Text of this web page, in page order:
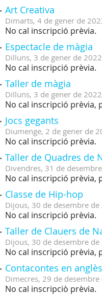
Art Creativa
Dimarts, 4 de gener de
No cal inscripció prèvia.
Espectacle de màgia
Dilluns, 3 de gener de 2022
No cal inscripció prèvia.
Taller de màgia
Dilluns, 3 de gener de 2022
No cal inscripció prèvia,
Jocs gegants
Diumenge, 2 de gener de
No cal inscripció prèvia.
Taller de Quadres de
Divendres, 31 de desembre
No cal inscripció prèvia,
Classe de Hip-hop
Dijous, 30 de desembre de
No cal inscripció prèvia.
Taller de Clauers de
Dijous, 30 de desembre de
No cal inscripció prèvia,
Contacontes en
Dimecres, 29 de desembre
No cal inscripciò prèvia.